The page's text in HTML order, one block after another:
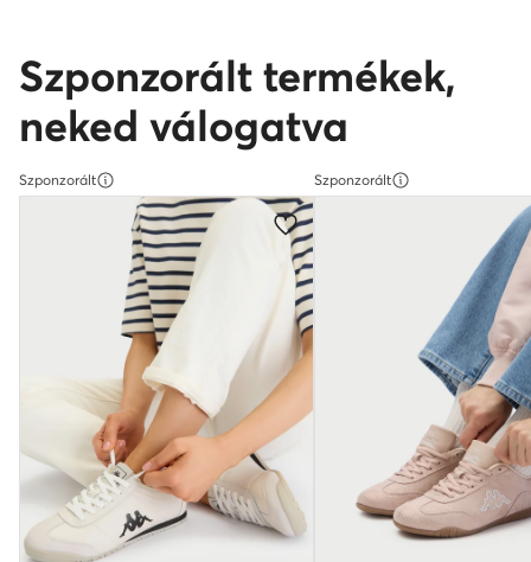
Szponzorált termékek,
neked válogatva
Szponzorált Szponzorált